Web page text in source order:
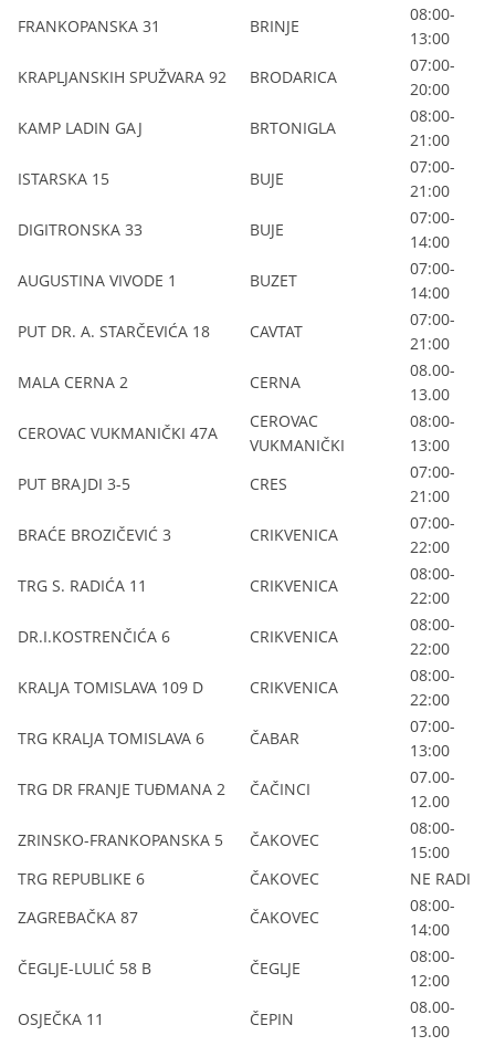
FRANKOPANSKA 31
BRINJE
08:00-
13:00
KRAPLJANSKIH SPUŽVARA 92
BRODARICA
07:00-
20:00
KAMP LADIN GAJ
BRTONIGLA
08:00-
21:00
ISTARSKA 15
BUJE
07:00-
21:00
DIGITRONSKA 33
BUJE
07:00-
14:00
AUGUSTINA VIVODE 1
BUZET
07:00-
14:00
PUT DR. A. STARČEVIĆA 18
CAVTAT
07:00-
21:00
MALA CERNA 2
CERNA
08.00-
13.00
CEROVAC VUKMANIČKI 47A
CEROVAC
VUKMANIČKI
08:00-
13:00
PUT BRAJDI 3-5
CRES
07:00-
21:00
BRAĆE BROZIČEVIĆ 3
CRIKVENICA
07:00-
22:00
TRG S. RADIĆA 11
CRIKVENICA
08:00-
22:00
DR.I.KOSTRENČIĆA 6
CRIKVENICA
08:00-
22:00
KRALJA TOMISLAVA 109 D
CRIKVENICA
08:00-
22:00
TRG KRALJA TOMISLAVA 6
ČABAR
07:00-
13:00
TRG DR FRANJE TUĐMANA 2
ČAČINCI
07.00-
12.00
ZRINSKO-FRANKOPANSKA 5
ČAKOVEC
08:00-
15:00
TRG REPUBLIKE 6
ČAKOVEC
NE RADI
ZAGREBAČKA 87
ČAKOVEC
08:00-
14:00
ČEGLJE-LULIĆ 58 B
ČEGLJE
08:00-
12:00
OSJEČKA 11
ČEPIN
08.00-
13.00